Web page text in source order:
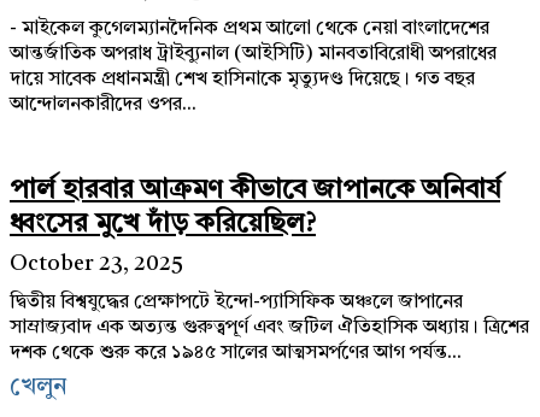
- মাইকেল কুগেলম্যানদৈনিক প্রথম আলো থেকে নেয়া বাংলাদেশের
আন্তর্জাতিক অপরাধ ট্রাইব্যুনাল (আইসিটি) মানবতাবিরোধী অপরাধের
দায়ে সাবেক প্রধানমন্ত্রী শেখ হাসিনাকে মৃত্যুদণ্ড দিয়েছে। গত বছর
আন্দোলনকারীদের ওপর...
পার্ল হারবার আক্রমণ কীভাবে জাপানকে অনিবার্য
ধ্বংসের মুখে দাঁড় করিয়েছিল?
October 23, 2025
দ্বিতীয় বিশ্বযুদ্ধের প্রেক্ষাপটে ইন্দো-প্যাসিফিক অঞ্চলে জাপানের
সাম্রাজ্যবাদ এক অত্যন্ত গুরুত্বপূর্ণ এবং জটিল ঐতিহাসিক অধ্যায়। ত্রিশের
দশক থেকে শুরু করে ১৯৪৫ সালের আত্মসমর্পণের আগ পর্যন্ত...
খেলুন